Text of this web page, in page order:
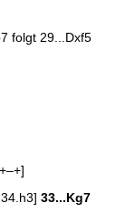
folgt 29...Dxf5
33...Kg7